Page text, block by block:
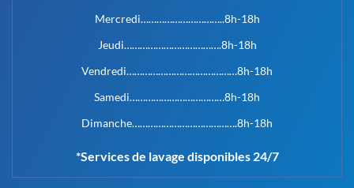
Mercredi…………………………..8h-18h
Jeudi……………………………….8h-18h
Vendredi……………………………………8h-18h
Samedi………………………………8h-18h
Dimanche………………………………….8h-18h
*Services de lavage disponibles 24/7